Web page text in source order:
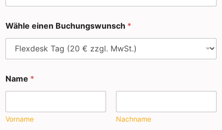
u
s
P
L
Z
a
t
Wähle einen Buchungswunsch *
Name *
Vorname Nachname